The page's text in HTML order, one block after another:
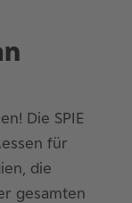
Die SPIE
für
die
gesamten